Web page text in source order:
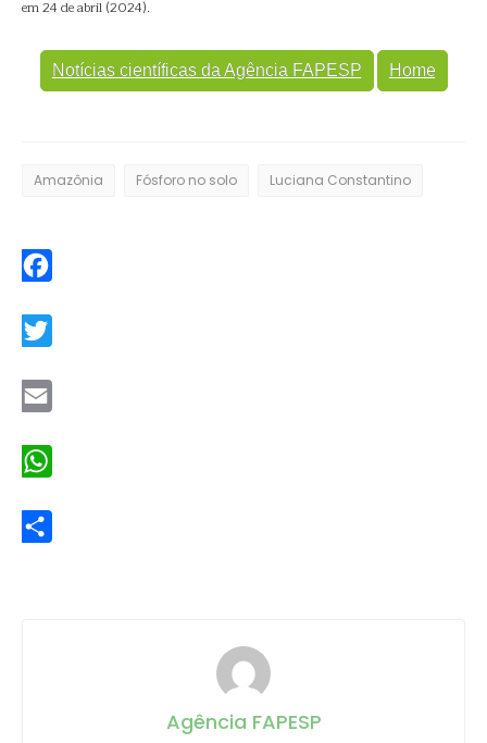
em 24 de abril (2024).
Notícias científicas da Agência FAPESP Home
Amazônia Fósforo no solo Luciana Constantino
Agência FAPESP